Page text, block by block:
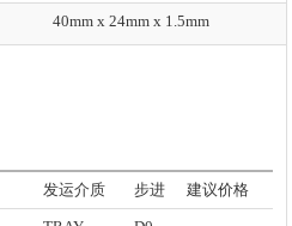
40mm x 24mm x 1.5mm
发运介质 步进 建议价格